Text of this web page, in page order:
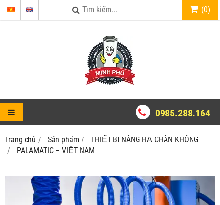
(0)
0985.288.164
Trang chủ Sản phẩm
THIẾT BỊ NÂNG HẠ CHÂN KHÔNG
PALAMATIC – VIỆT NAM